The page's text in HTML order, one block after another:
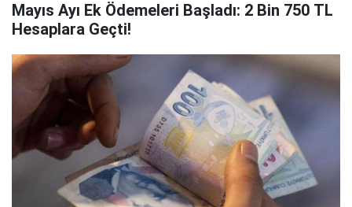
Mayıs Ayı Ek Ödemeleri Başladı: 2 Bin 750 TL
Hesaplara Geçti!